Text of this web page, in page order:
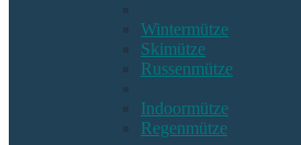
Wintermütze
Skimütze
Russenmütze
Indoormütze
Regenmütze